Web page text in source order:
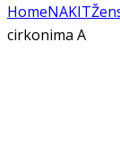
HomeNAKIT
cirkonima A